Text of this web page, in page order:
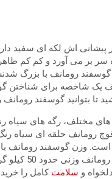
پیشانی اش لکه ای سفید
بر می آورد و کم کم ظاهر
رومانف با بزرگ
یک شاخصه برای شناختن
تا بتوانید گوسفند رومانف
های مختلف، رگه های
حلقه ای سیاه
وزن گوسفند رومانف
رومانف وزنی
و سلامت کامل را